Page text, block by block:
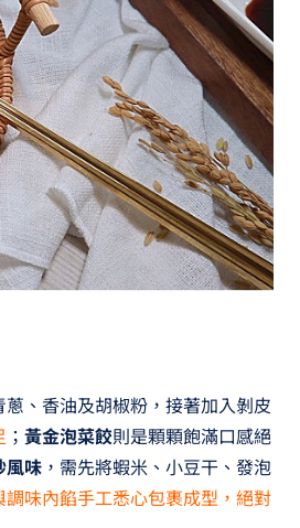
、香油及胡椒粉，接著加入剝皮
； 黃金泡菜餃則是顆顆飽滿口感絕
風味，需先將蝦米、小豆干、發泡
味內餡手工悉心包裹成型，絕對